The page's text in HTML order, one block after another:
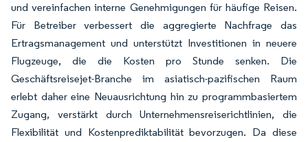
und vereinfachen interne Genehmigungen für häufige Reisen.
Für Betreiber verbessert die aggregierte Nachfrage das
Ertragsmanagement und unterstützt Investitionen in neuere
Flugzeuge, die die Kosten pro Stunde senken. Die
Geschäftsreisejet-Branche im asiatisch-pazifischen Raum
erlebt daher eine Neuausrichtung hin zu programmbasiertem
Zugang, verstärkt durch Unternehmensreiserichtlinien, die
Flexibilität und Kostenprediktabilität bevorzugen. Da diese